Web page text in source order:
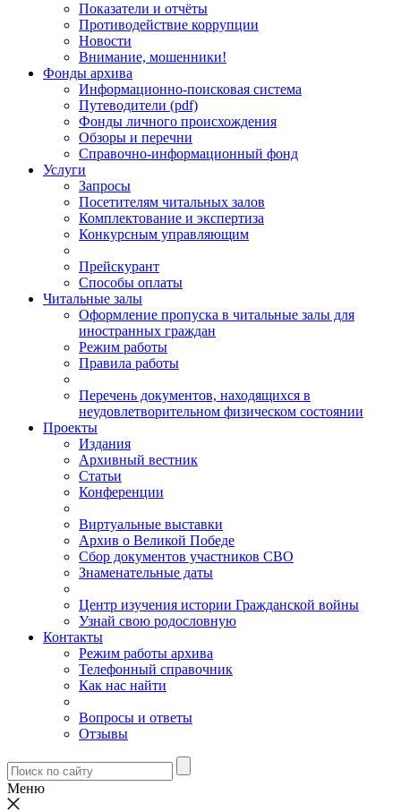
Показатели и отчёты
Противодействие коррупции
Новости
Внимание, мошенники!
Фонды архива
Информационно-поисковая система
Путеводители (pdf)
Фонды личного происхождения
Обзоры и перечни
Справочно-информационный фонд
Услуги
Запросы
Посетителям читальных залов
Комплектование и экспертиза
Конкурсным управляющим
Прейскурант
Способы оплаты
Читальные залы
Оформление пропуска в читальные залы для
иностранных граждан
Режим работы
Правила работы
Перечень документов, находящихся в
неудовлетворительном физическом состоянии
Проекты
Издания
Архивный вестник
Статьи
Конференции
Виртуальные выставки
Архив о Великой Победе
Сбор документов участников СВО
Знаменательные даты
Центр изучения истории Гражданской войны
Узнай свою родословную
Контакты
Режим работы архива
Телефонный справочник
Как нас найти
Вопросы и ответы
Отзывы
Меню